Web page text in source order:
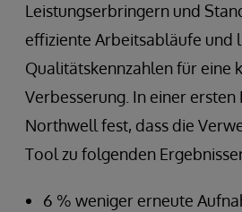
Leistungserbringern und
effiziente Arbeitsabläufe und
Qualitätskennzahlen für eine
Verbesserung. In einer
Northwell fest, dass die
Tool zu folgenden
6 % weniger erneute